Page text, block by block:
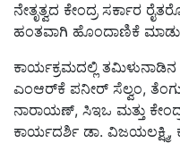
ನೇತೃತ್ವದ ಕೇಂದ್ರ ಸರ್ಕಾರ
ಹಂತವಾಗಿ ಹೊಂದಾಣಿಕೆ
ಕಾರ್ಯಕ್ರಮದಲ್ಲಿ ತಮಿಳುನಾಡಿನ
ಎಂಆರ್‌ಕೆ ಪನೀರ್ ಸೆಲ್ವಂ,
ನಾರಾಯಣ್, ಸಿಇಒ ಮತ್ತು
ಕಾರ್ಯದರ್ಶಿ ಡಾ. ವಿಜಯಲಕ್ಷ್ಮಿ,